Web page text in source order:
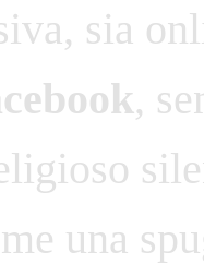
sia
,
una